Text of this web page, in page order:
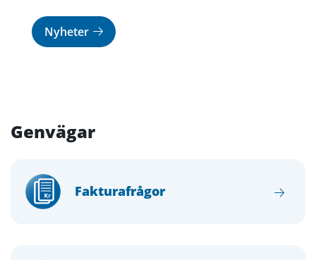
Nyheter
Genvägar
Fakturafrågor